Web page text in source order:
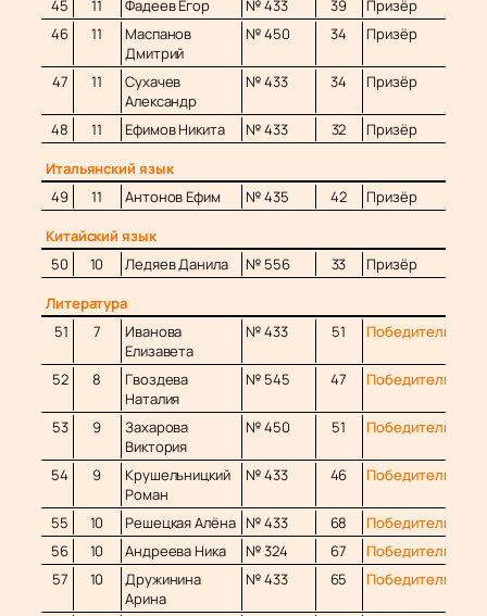
45 11 Фадеев Егор № 433 39
Призёр
46
11
Маспанов
Дмитрий
№ 450 34 Призёр
47 11
Сухачев
Александр
№ 433 34 Призёр
48 11 Ефимов Никита № 433 32
Призёр
Итальянский язык
49
11 Антонов Ефим № 435 42
Призёр
Китайский язык
50
10 Ледяев Данила № 556 33
Призёр
Литература
51
7
Иванова
Елизавета
№ 433 51 Победитель
52 8
Гвоздева
Наталия
№ 545 47 Победитель
53 9
Захарова
Виктория
№ 450 51 Победитель
54 9
Крушельницкий
Роман
№ 433 46 Победитель
55 10 Решецкая Алёна № 433 68
Победитель
56
10 Андреева Ника № 324 67
Победитель
57
10
Дружинина
Арина
№ 433 65 Победитель